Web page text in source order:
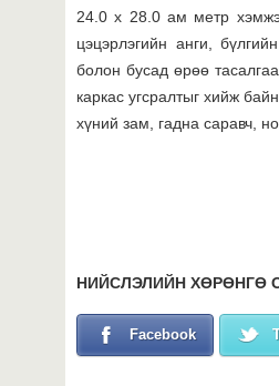
24.0 х 28.0 ам метр
цэцэрлэгийн анги,
болон бусад өрөө
каркас угсралтыг хийж
хүний зам, гадна саравч,
НИЙСЛЭЛИЙН ХӨРӨНГӨ
Facebook